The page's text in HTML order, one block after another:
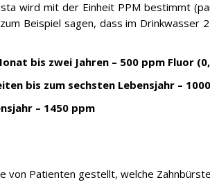
wird mit der Einheit PPM bestimmt
Beispiel sagen, dass im
bis zwei Jahren – 500 ppm Fluor
bis zum sechsten Lebensjahr –
– 1450 ppm
von Patienten gestellt, welche